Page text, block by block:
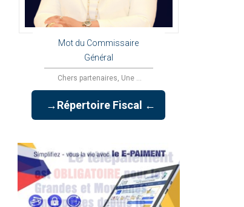
Mot du Commissaire
Général
Chers partenaires, Une ...
→Répertoire Fiscal ←